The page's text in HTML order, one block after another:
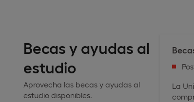
Becas y ayudas al
estudio
Aprovecha las becas y ayudas al
estudio disponibles.
La